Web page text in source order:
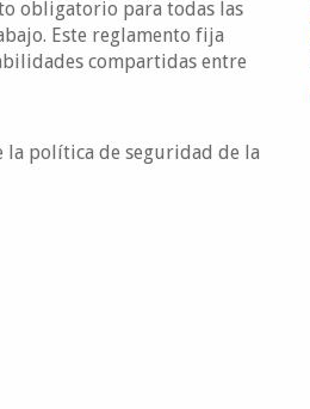
obligatorio para todas las
Este reglamento fija
compartidas entre
la política de seguridad de la